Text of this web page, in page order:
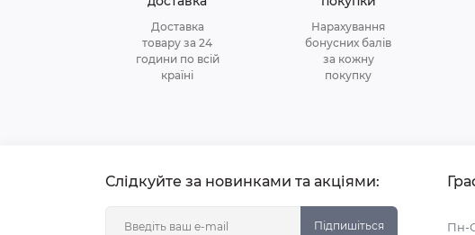
Доставка
товару за 24
години по всій
країні
Нарахування
бонусних балів
за кожну
покупку
Слідкуйте за новинками та акціями:
Підпишіться
Пн-